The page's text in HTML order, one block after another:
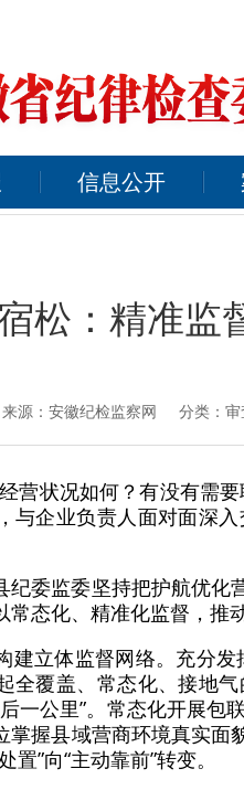
信息公开
松：精准监
源： 安徽纪检监察网 分类：审
营状况如何？有没有需
与企业负责人面对面深
纪委监委坚持把护航优化
态化、精准化监督，推
建立体监督网络。充分
全覆盖、常态化、接地
一公里”。常态化开展
掌握县域营商环境真实面
”向“主动靠前”转变。